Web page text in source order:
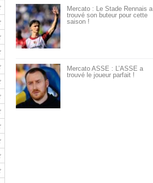
Mercato : Le Stade Rennais a
trouvé son buteur pour cette
saison !
Mercato ASSE : L’ASSE a
trouvé le joueur parfait !